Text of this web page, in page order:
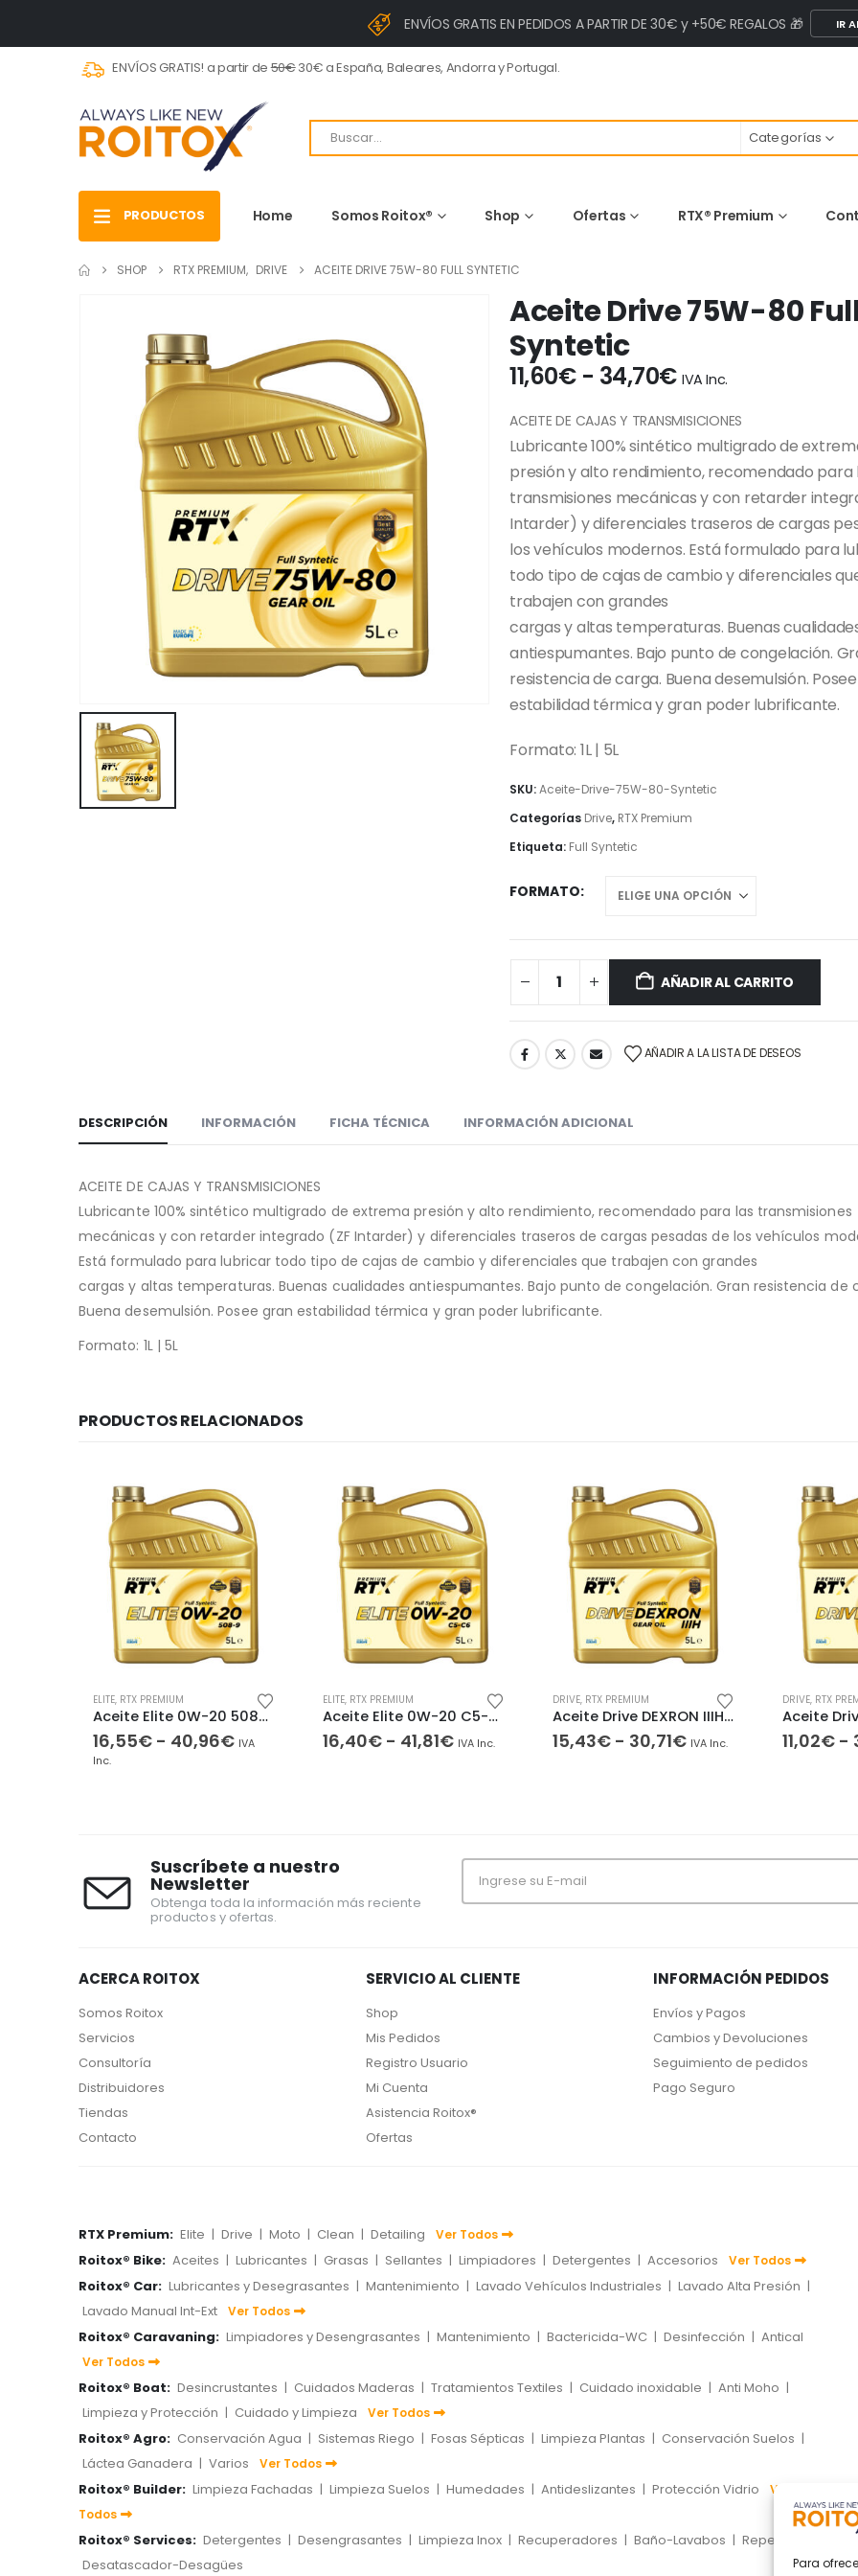
Para
ENVÍOS GRATIS EN PEDIDOS A PARTIR DE 30€ y +50€ REGALOS 🎁 IR
ENVÍOS GRATIS! a partir de50€30€ a España, Baleares, Andorra y Portugal.
Categorías
PRODUCTOS Home Somos Roitox® Shop Ofertas RTX® Premium
SHOP RTX PREMIUM, DRIVE ACEITE DRIVE 75W-80 FULL SYNTETIC
Aceite Drive 75W-80
Syntetic
11,60€ - 34,70€Rango
precios:
desde
11,60€
hasta
34,70€
IVA Inc.
ACEITE DE CAJAS Y TRANSMISICIONES
Lubricante 100% sintético multigrado de
presión y alto rendimiento, recomendado para
transmisiones mecánicas y con retarder
Intarder) y diferenciales traseros de cargas
los vehículos modernos. Está formulado para
todo tipo de cajas de cambio y diferenciales
trabajen con grandes
cargas y altas temperaturas. Buenas
antiespumantes. Bajo punto de congelación.
resistencia de carga. Buena desemulsión.
estabilidad térmica y gran poder lubrificante.
Formato: 1L | 5L
SKU:Aceite-Drive-75W-80-Syntetic
Categorías Drive, RTX Premium
Etiqueta: Full Syntetic
FORMATO
AÑADIR AL CARRITO
AÑADIR A LA LISTA DE DESEOS
DESCRIPCIÓN INFORMACIÓN FICHA TÉCNICA INFORMACIÓN ADICIONAL
ACEITE DE CAJAS Y TRANSMISICIONES
Lubricante 100% sintético multigrado de extrema presión y alto rendimiento, recomendado para las transmisiones
mecánicas y con retarder integrado (ZF Intarder) y diferenciales traseros de cargas pesadas de los vehículos
Está formulado para lubricar todo tipo de cajas de cambio y diferenciales que trabajen con grandes
cargas y altas temperaturas. Buenas cualidades antiespumantes. Bajo punto de congelación. Gran resistencia de
Buena desemulsión. Posee gran estabilidad térmica y gran poder lubrificante.
Formato: 1L | 5L
PRODUCTOS RELACIONADOS
ELITE, RTX PREMIUM
Aceite Elite 0W-20 508-9 Full Syntetic
16,55€ - 40,96€Rango
IVA
Inc.
ELITE, RTX PREMIUM
Aceite Elite 0W-20 C5-C6 Full Syntetic
16,40€ - 41,81€Rango
IVA Inc.
DRIVE, RTX PREMIUM
Aceite Drive DEXRON IIIH Full Syntetic
15,43€ - 30,71€Rango
IVA Inc.
DRIVE, RTX
11,02€ -
Suscríbete a nuestro
Newsletter
Obtenga toda la información más reciente
productos y ofertas.
ACERCA ROITOX
Somos Roitox
Servicios
Consultoría
Distribuidores
Tiendas
Contacto
SERVICIO AL CLIENTE
Shop
Mis Pedidos
Registro Usuario
Mi Cuenta
Asistencia Roitox®
Ofertas
INFORMACIÓN PEDIDOS
Envíos y Pagos
Cambios y Devoluciones
Seguimiento de pedidos
Pago Seguro
RTX Premium: Elite | Drive | Moto | Clean | Detailing Ver Todos
Roitox® Bike: Aceites | Lubricantes | Grasas | Sellantes | Limpiadores | Detergentes | Accesorios Ver Todos
Roitox® Car: Lubricantes y Desegrasantes | Mantenimiento | Lavado Vehículos Industriales | Lavado Alta Presión |
Lavado Manual Int-Ext
Ver Todos
Roitox® Caravaning: Limpiadores y Desengrasantes | Mantenimiento | Bactericida-WC | Desinfección | Antical
Ver Todos
Roitox® Boat: Desincrustantes | Cuidados Maderas | Tratamientos Textiles | Cuidado inoxidable | Anti Moho |
Limpieza y Protección | Cuidado y Limpieza Ver Todos
Roitox® Agro: Conservación Agua | Sistemas Riego | Fosas Sépticas | Limpieza Plantas | Conservación Suelos |
Láctea Ganadera | Varios Ver Todos
Roitox® Builder: Limpieza Fachadas | Limpieza Suelos | Humedades | Antideslizantes | Protección Vidrio
Ver
Todos
Roitox® Services: Detergentes | Desengrasantes | Limpieza Inox | Recuperadores | Baño-Lavabos | Repelentes
Desatascador-Desagües